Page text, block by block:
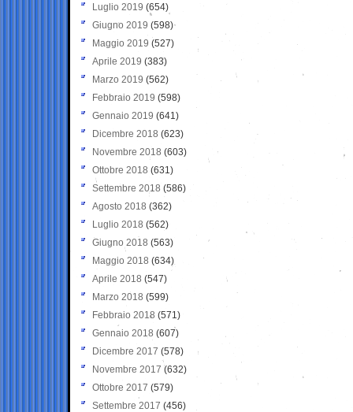
Luglio 2019 (654)
Giugno 2019 (598)
Maggio 2019 (527)
Aprile 2019 (383)
Marzo 2019 (562)
Febbraio 2019 (598)
Gennaio 2019 (641)
Dicembre 2018 (623)
Novembre 2018 (603)
Ottobre 2018 (631)
Settembre 2018 (586)
Agosto 2018 (362)
Luglio 2018 (562)
Giugno 2018 (563)
Maggio 2018 (634)
Aprile 2018 (547)
Marzo 2018 (599)
Febbraio 2018 (571)
Gennaio 2018 (607)
Dicembre 2017 (578)
Novembre 2017 (632)
Ottobre 2017 (579)
Settembre 2017 (456)